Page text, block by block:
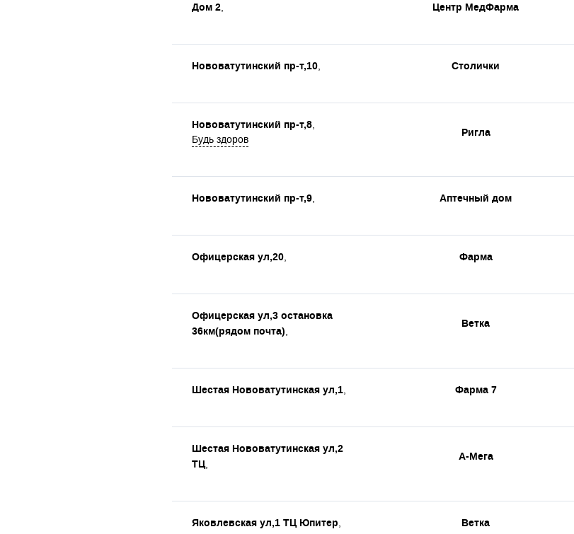
Дом 2, Центр МедФарма
Нововатутинский пр-т,10, Столички
Нововатутинский пр-т,8,
Будь здоров
Ригла
Нововатутинский пр-т,9, Аптечный дом
Офицерская ул,20, Фарма
Офицерская ул,3 остановка
36км(рядом почта),
Ветка
Шестая Нововатутинская ул,1, Фарма 7
Шестая Нововатутинская ул,2
ТЦ,
А-Мега
Яковлевская ул,1 ТЦ Юпитер, Ветка